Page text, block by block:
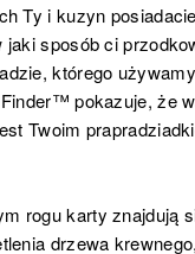
Ty i kuzyn
jaki sposób ci
którego
pokazuje, że
Twoim
rogu karty znajdują
drzewa